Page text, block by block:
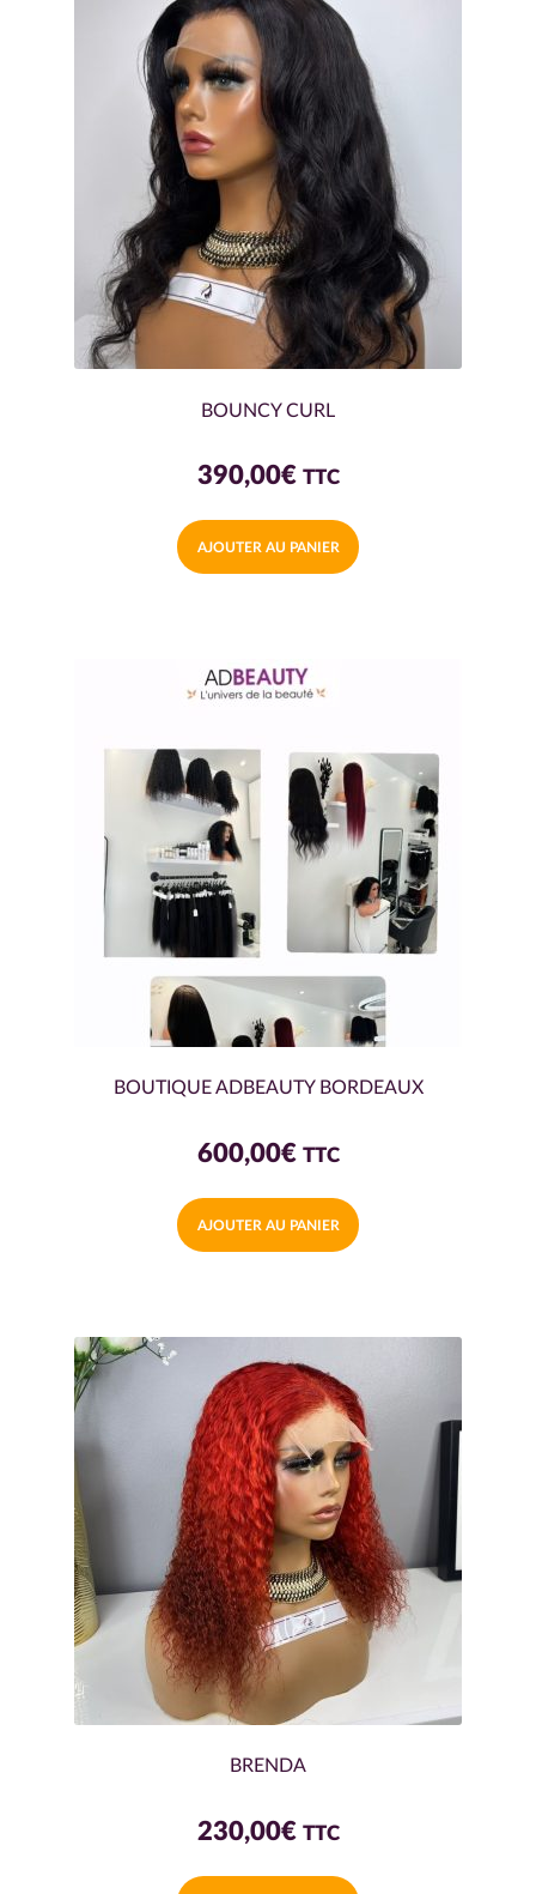
BOUNCY CURL
390,00€ TTC
AJOUTER AU PANIER
BOUTIQUE ADBEAUTY BORDEAUX
600,00€ TTC
AJOUTER AU PANIER
BRENDA
230,00€ TTC